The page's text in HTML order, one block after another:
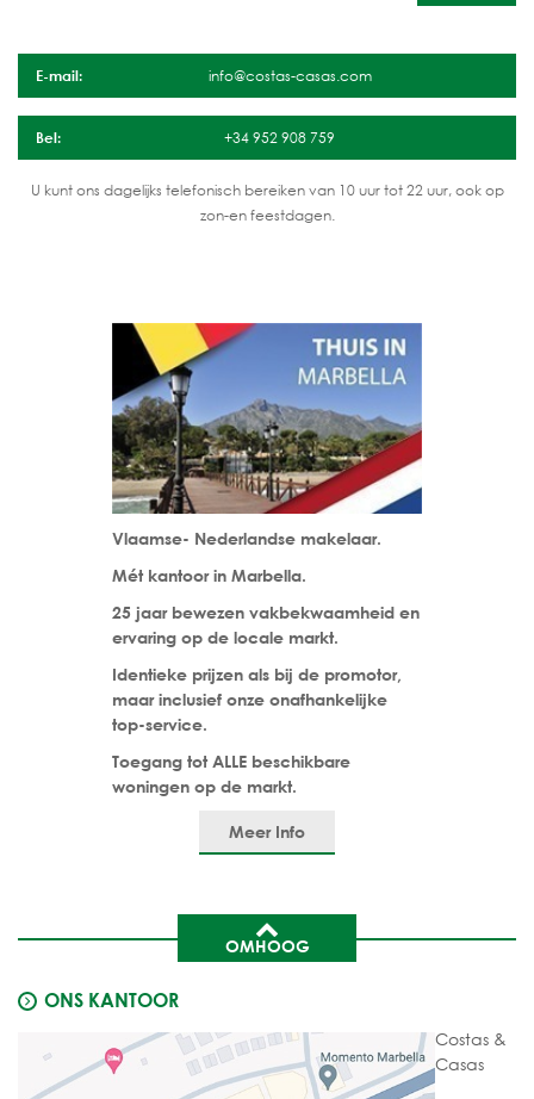
E-mail: info@costas-casas.com
Bel: +34 952 908 759
U kunt ons dagelijks telefonisch bereiken van 10 uur tot 22 uur, ook op
zon-en feestdagen.
Vlaamse- Nederlandse makelaar.
Mét kantoor in Marbella.
25 jaar bewezen vakbekwaamheid en
ervaring op de locale markt.
Identieke prijzen als bij de promotor,
maar inclusief onze onafhankelijke
top-service.
Toegang tot ALLE beschikbare
woningen op de markt.
Meer Info
OMHOOG
ONS KANTOOR
Costas &
Casas